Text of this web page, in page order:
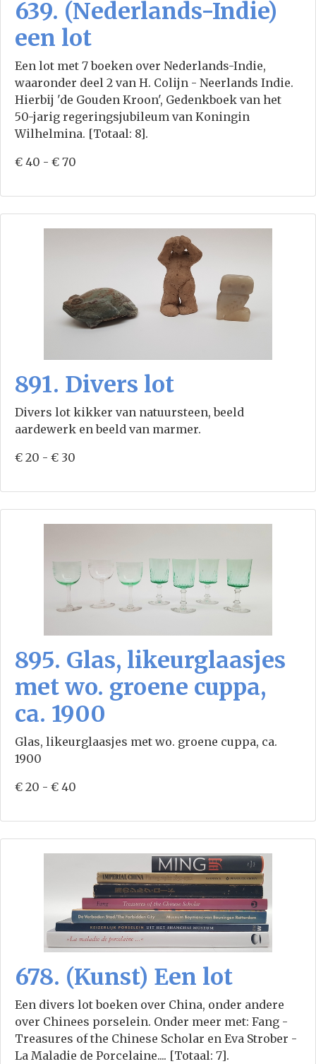
639. (Nederlands-Indie)
een lot
Een lot met 7 boeken over Nederlands-Indie,
waaronder deel 2 van H. Colijn - Neerlands Indie.
Hierbij 'de Gouden Kroon', Gedenkboek van het
50-jarig regeringsjubileum van Koningin
Wilhelmina. [Totaal: 8].
€ 40 - € 70
891. Divers lot
Divers lot kikker van natuursteen, beeld
aardewerk en beeld van marmer.
€ 20 - € 30
895. Glas, likeurglaasjes
met wo. groene cuppa,
ca. 1900
Glas, likeurglaasjes met wo. groene cuppa, ca.
1900
€ 20 - € 40
678. (Kunst) Een lot
Een divers lot boeken over China, onder andere
over Chinees porselein. Onder meer met: Fang -
Treasures of the Chinese Scholar en Eva Strober -
La Maladie de Porcelaine.... [Totaal: 7].